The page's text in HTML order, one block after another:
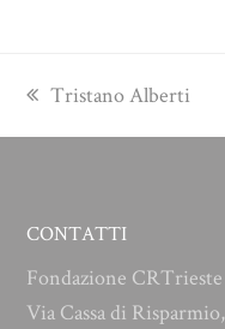
previous
Tristano Alberti
CONTATTI
Fondazione CRTrieste
Via Cassa di